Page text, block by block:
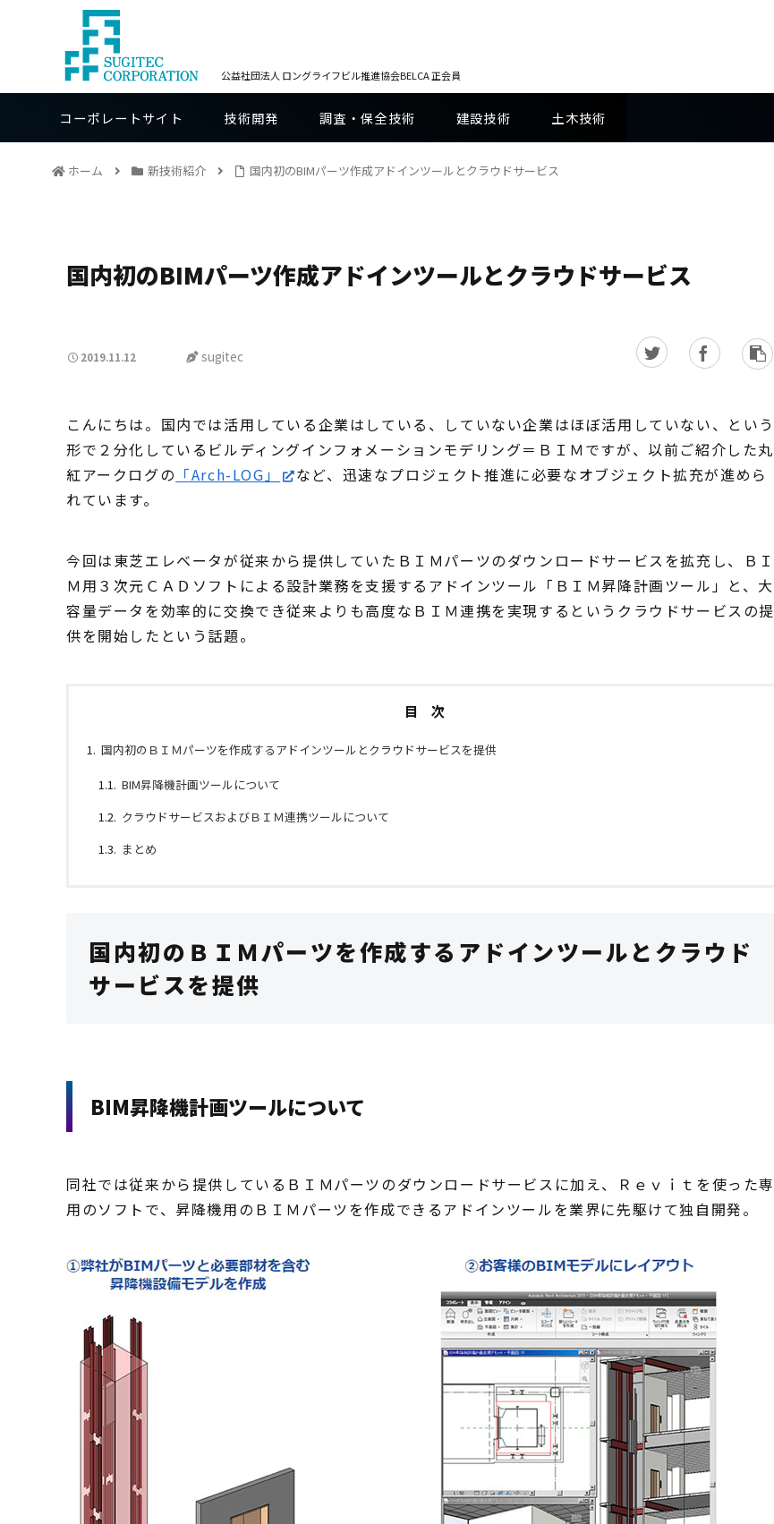
公益社団法人 ロングライフビル推進協会BELCA 正会員
コーポレートサイト 技術開発 調査・保全技術 建設技術 土木技術
ホーム 新技術紹介 国内初のBIMパーツ作成アドインツールとクラウドサービス
国内初のBIMパーツ作成アドインツールとクラウドサービス
2019.11.12 sugitec
こんにちは。国内では活用している企業はしている、していない企業はほぼ活用していない、という
形で２分化しているビルディングインフォメーションモデリング＝ＢＩＭですが、以前ご紹介した丸
紅アークログの 「Arch-LOG」
など、迅速なプロジェクト推進に必要なオブジェクト拡充が進めら
れています。
今回は東芝エレベータが従来から提供していたＢＩＭパーツのダウンロードサービスを拡充し、
ＢＩ
Ｍ用３次元ＣＡＤソフトによる設計業務を支援するアドインツール「ＢＩＭ昇降計画ツール」と、大
容量データを効率的に交換でき従来よりも高度なＢＩＭ連携を実現するというクラウドサービス の提
供を開始したという話題。
目 次
国内初のＢＩＭパーツを作成するアドインツールとクラウドサービスを提供
BIM昇降機計画ツールについて
クラウドサービスおよびＢＩＭ連携ツールについて
まとめ
国内初のＢＩＭパーツを作成するアドインツールとクラウド
サービスを提供
BIM昇降機計画ツールについて
同社では従来から提供しているＢＩＭパーツのダウンロードサービスに加え、Ｒｅｖｉｔを使った専
用のソフトで、昇降機用のＢＩＭパーツを作成できるアドインツールを業界に先駆けて独自開発。